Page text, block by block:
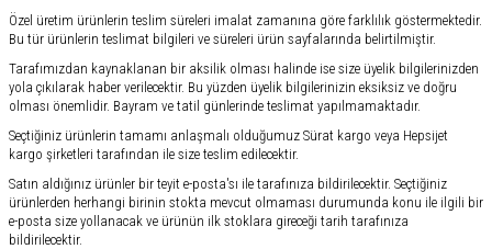
Özel üretim ürünlerin teslim süreleri imalat zamanına göre farklılık göstermektedir.
Bu tür ürünlerin teslimat bilgileri ve süreleri ürün sayfalarında belirtilmiştir.
Tarafımızdan kaynaklanan bir aksilik olması halinde ise size üyelik bilgilerinizden
yola çıkılarak haber verilecektir. Bu yüzden üyelik bilgilerinizin eksiksiz ve doğru
olması önemlidir. Bayram ve tatil günlerinde teslimat yapılmamaktadır.
Seçtiğiniz ürünlerin tamamı anlaşmalı olduğumuz Sürat kargo veya Hepsijet
kargo şirketleri tarafından ile size teslim edilecektir.
Satın aldığınız ürünler bir teyit e-posta'sı ile tarafınıza bildirilecektir. Seçtiğiniz
ürünlerden herhangi birinin stokta mevcut olmaması durumunda konu ile ilgili bir
e-posta size yollanacak ve ürünün ilk stoklara gireceği tarih tarafınıza
bildirilecektir.